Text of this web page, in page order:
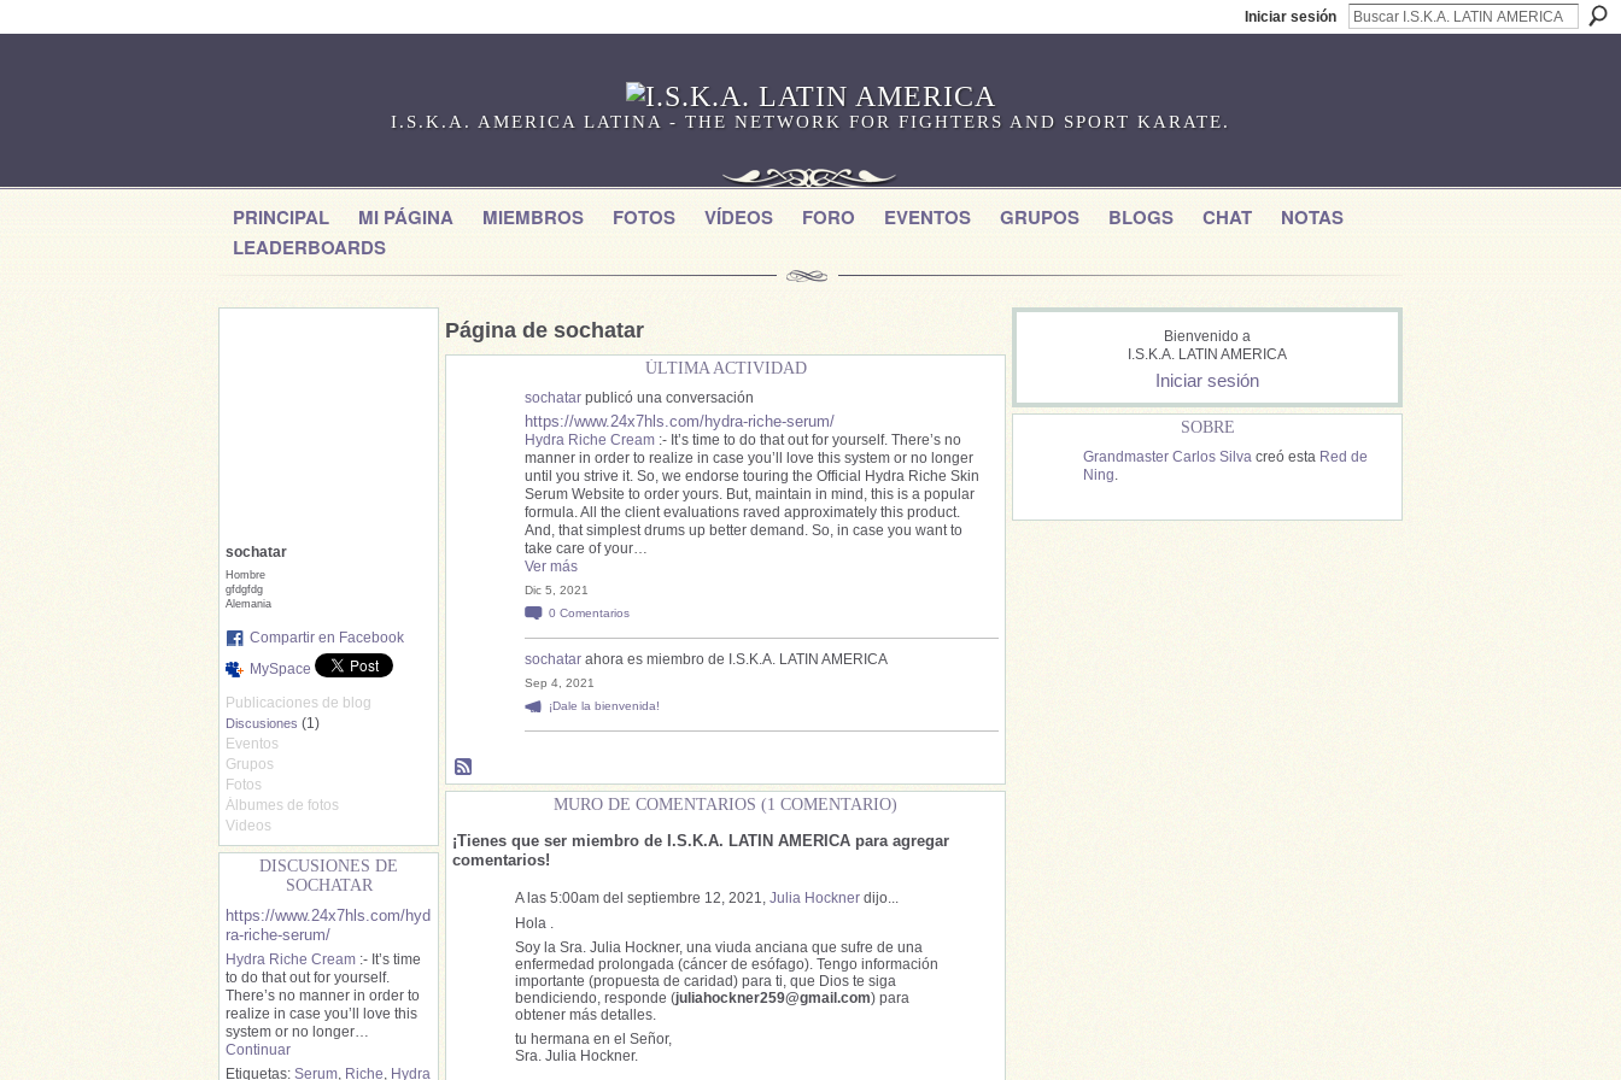
Iniciar sesión
I.S.K.A. AMERICA LATINA - THE NETWORK FOR FIGHTERS AND SPORT KARATE.
PRINCIPAL MI PÁGINA MIEMBROS FOTOS VÍDEOS FORO EVENTOS GRUPOS BLOGS CHAT
NOTAS
LEADERBOARDS
sochatar
Hombre
gfdgfdg
Alemania
Compartir en Facebook
MySpace
Publicaciones de blog
Discusiones (1)
Eventos
Grupos
Fotos
Álbumes de fotos
Videos
DISCUSIONES DE
SOCHATAR
https://www.24x7hls.com/hyd
ra-riche-serum/
Hydra Riche Cream :- It’s time
to do that out for yourself.
There’s no manner in order to
realize in case you’ll love this
system or no longer…
Continuar
Etiquetas: Serum, Riche, Hydra
Página de sochatar
ÚLTIMA ACTIVIDAD
sochatar publicó una conversación
https://www.24x7hls.com/hydra-riche-serum/
Hydra Riche Cream :- It’s time to do that out for yourself. There’s no
manner in order to realize in case you’ll love this system or no longer
until you strive it. So, we endorse touring the Official Hydra Riche Skin
Serum Website to order yours. But, maintain in mind, this is a popular
formula. All the client evaluations raved approximately this product.
And, that simplest drums up better demand. So, in case you want to
take care of your…
Ver más
Dic 5, 2021
0 Comentarios
sochatar ahora es miembro de I.S.K.A. LATIN AMERICA
Sep 4, 2021
¡Dale la bienvenida!
MURO DE COMENTARIOS (1 COMENTARIO)
¡Tienes que ser miembro de I.S.K.A. LATIN AMERICA para agregar
comentarios!
A las 5:00am del septiembre 12, 2021, Julia Hockner dijo...
Hola .
Soy la Sra. Julia Hockner, una viuda anciana que sufre de una
enfermedad prolongada (cáncer de esófago). Tengo información
importante (propuesta de caridad) para ti, que Dios te siga
bendiciendo, responde (juliahockner259@gmail.com) para
obtener más detalles.
tu hermana en el Señor,
Sra. Julia Hockner.
Bienvenido a
I.S.K.A. LATIN AMERICA
Iniciar sesión
SOBRE
Grandmaster Carlos Silva creó esta Red de
Ning.